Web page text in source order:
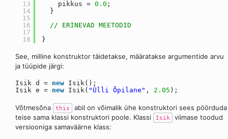
13
14
15
16
17
18
pikkus = 0.0 ;
}
// ERINEVAD MEETODID
}
See, milline konstruktor täidetakse, määratakse argumentide arvu
ja tüüpide järgi:
Isik d = new Isik();
Isik e = new Isik( "Ülli Õpilane" , 2.05 );
Võtmesõna this
abil on võimalik ühe konstruktori sees pöörduda
teise sama klassi konstruktori poole. Klassi
Isik
viimase toodud
versiooniga samaväärne klass: